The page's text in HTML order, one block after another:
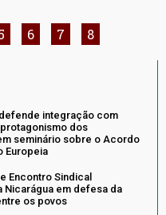
6 7 8
integração com
dos
seminário sobre o Acordo
Europeia
Encontro Sindical
Nicarágua em defesa da
os povos